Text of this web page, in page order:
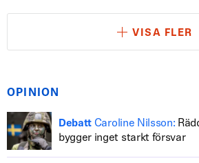
VISA FLER
OPINION
Debatt Caroline Nilsson:
bygger inget starkt försvar